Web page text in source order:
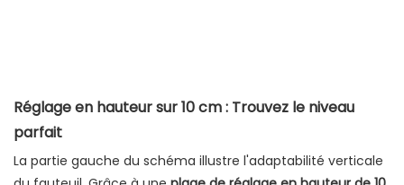
Réglage en hauteur sur 10 cm : Trouvez le niveau
parfait
La partie gauche du schéma illustre l'adaptabilité verticale